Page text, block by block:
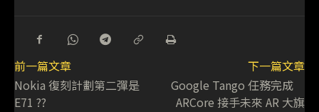
前一篇文章
Nokia 復刻計劃第二彈是
E71 ??
下一篇文章
Google Tango 任務完成
ARCore 接手未來 AR 大旗